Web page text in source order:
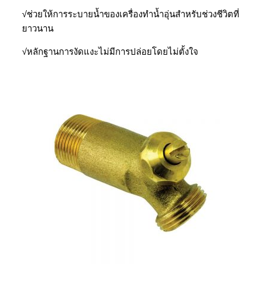
√ช่วยให้การระบายน้ำของเครื่องทำน้ำอุ่นสำหรับช่วงชีวิตที่
ยาวนาน
√หลักฐานการงัดแงะไม่มีการปล่อยโดยไม่ตั้งใจ